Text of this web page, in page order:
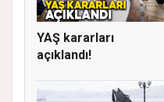
YAŞ kararları
açıklandı!